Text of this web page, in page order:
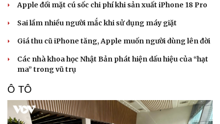
Apple đối mặt cú sốc chi phí khi sản xuất iPhone 18 Pro
Sai lầm nhiều người mắc khi sử dụng máy giặt
Giá thu cũ iPhone tăng, Apple muốn người dùng lên đời
Các nhà khoa học Nhật Bản phát hiện dấu hiệu của “hạt
ma” trong vũ trụ
Ô TÔ